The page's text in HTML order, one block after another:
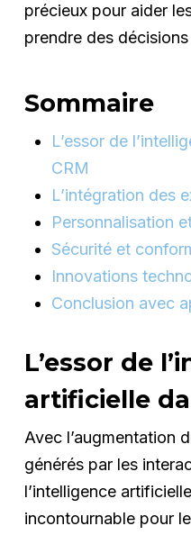
précieux pour aider
prendre des
Sommaire
L’essor de
CRM
L’intégration des
Personnalisation
Sécurité et
Innovations
Conclusion avec
L’essor de
artificielle
Avec l’augmentation
générés par les
l’intelligence
incontournable pour